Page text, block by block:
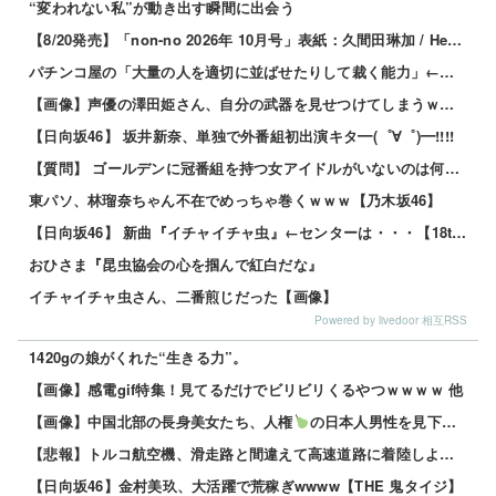
“変われない私”が動き出す瞬間に出会う
【8/20発売】「non-no 2026年 10月号」表紙：久間田琳加 / Hearts2Hearts
パチンコ屋の「大量の人を適切に並ばせたりして裁く能力」←これガチで凄いよなｗｗｗ
【画像】声優の澤田姫さん、自分の武器を見せつけてしまうｗｗｗｗ
【日向坂46】 坂井新奈、単独で外番組初出演キタ━(゜∀゜)━!!!!
【質問】 ゴールデンに冠番組を持つ女アイドルがいないのは何故なのか？
東パソ、林瑠奈ちゃん不在でめっちゃ巻くｗｗｗ【乃木坂46】
【日向坂46】 新曲『イチャイチャ虫』←センターは・・・【18thシングル】
おひさま『昆虫協会の心を掴んで紅白だな』
イチャイチャ虫さん、二番煎じだった【画像】
Powered by livedoor 相互RSS
1420gの娘がくれた“生きる力”。
【画像】感電gif特集！見てるだけでビリビリくるやつｗｗｗｗ 他
【画像】中国北部の長身美女たち、人権
の日本人男性を見下してしまうｗｗｗｗ 他
【悲報】トルコ航空機、滑走路と間違えて高速道路に着陸しようとして墜落www 他
【日向坂46】金村美玖、大活躍で荒稼ぎwwww【THE 鬼タイジ】